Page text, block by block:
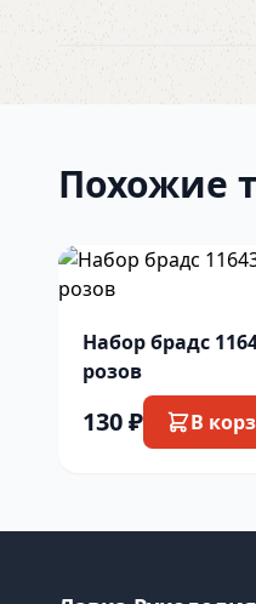
Похожие
Набор брадс
розов
130 ₽ В